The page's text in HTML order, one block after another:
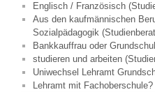
Englisch / Französisch
Aus den kaufmännischen
Sozialpädagogik
Bankkauffrau oder
studieren und arbeiten
Uniwechsel Lehramt
Lehramt mit